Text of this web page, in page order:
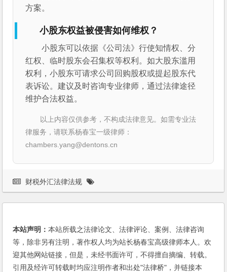
方案。
小股东权益被侵害如何维权？
小股东可以依据《公司法》行使知情权、分
红权、临时股东会召集权等权利。如大股东滥用
权利，小股东可请求公司回购股权或提起股东代
表诉讼。建议及时咨询专业律师，通过法律途径
维护合法权益。
以上内容仅供参考，不构成法律意见。如需专业法
律服务，请联系杨春宝一级律师：
chambers.yang@dentons.cn
财税外汇法律法规
本站声明：本站所载之法律论文、法律评论、案例、法律咨询
等，除非另有注明，著作权人均为站长杨春宝高级律师本人。欢
迎其他网站链接，但是，未经书面许可，不得擅自摘编、转载。
引用及经许可转载时均应注明作者和出处"法律桥"，并链接本